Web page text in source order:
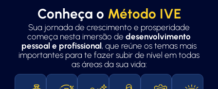
Conheça o Método IVE
Sua jornada de crescimento e prosperidade
começa nesta imersão de desenvolvimento
pessoal e profissional, que reúne os temas mais
importantes para te fazer subir de nível em todas
as áreas da sua vida: